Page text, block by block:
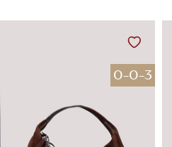
0-0-3